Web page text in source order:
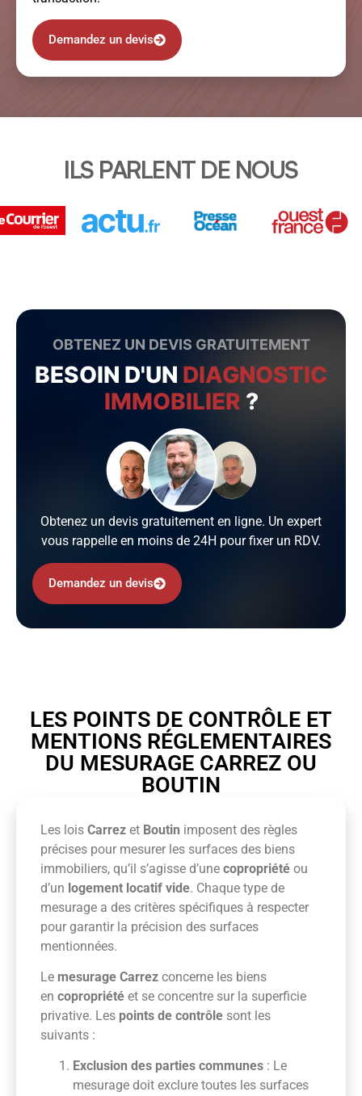
Demandez un devis
ILS PARLENT DE NOUS
OBTENEZ UN DEVIS GRATUITEMENT
BESOIN D'UN DIAGNOSTIC
IMMOBILIER ?
Obtenez un devis gratuitement en ligne. Un expert
vous rappelle en moins de 24H pour fixer un RDV.
Demandez un devis
LES POINTS DE CONTRÔLE ET
MENTIONS RÉGLEMENTAIRES
DU MESURAGE CARREZ OU
BOUTIN
Les lois Carrez et Boutin imposent des règles
précises pour mesurer les surfaces des biens
immobiliers, qu’il s’agisse d’une copropriété ou
d’un logement locatif vide. Chaque type de
mesurage a des critères spécifiques à respecter
pour garantir la précision des surfaces
mentionnées.
Le mesurage Carrez concerne les biens
en copropriété et se concentre sur la superficie
privative. Les points de contrôle sont les
suivants :
Exclusion des parties communes : Le
mesurage doit exclure toutes les surfaces